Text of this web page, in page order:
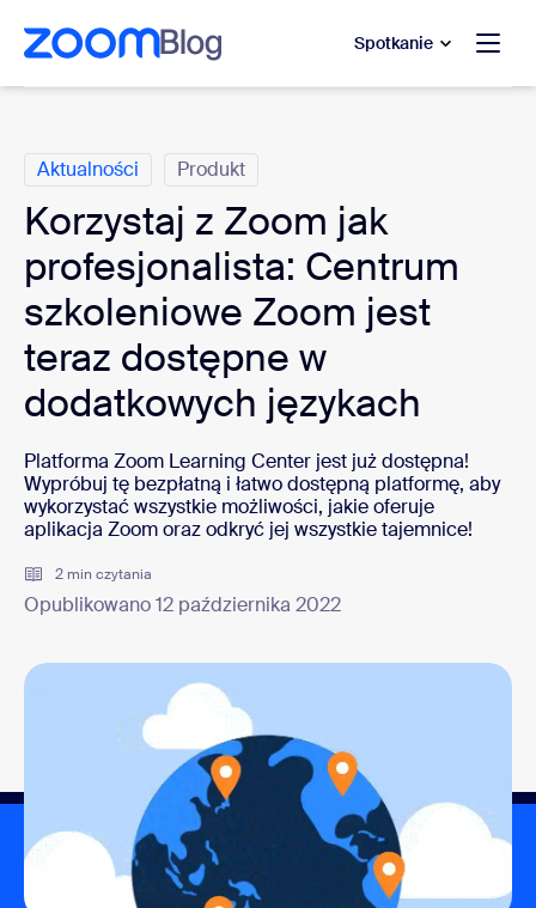
treści głównej
pomocy na czacie
Spotkanie
Aktualności Produkt
Korzystaj z Zoom jak
profesjonalista: Centrum
szkoleniowe Zoom jest
teraz dostępne w
dodatkowych językach
Platforma Zoom Learning Center jest już dostępna!
Wypróbuj tę bezpłatną i łatwo dostępną platformę, aby
wykorzystać wszystkie możliwości, jakie oferuje
aplikacja Zoom oraz odkryć jej wszystkie tajemnice!
2 min czytania
Opublikowano 12 października 2022